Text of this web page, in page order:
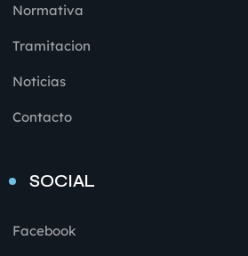
Normativa
Tramitacion
Noticias
Contacto
SOCIAL
Facebook